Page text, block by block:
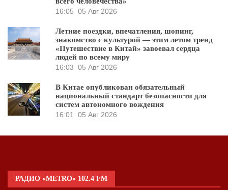
16:05 05 Авг 2026
Летние поездки, впечатления, шопинг,
знакомство с культурой — этим летом тренд
«Путешествие в Китай» завоевал сердца
людей по всему миру
16:03 05 Авг 2026
В Китае опубликован обязательный
национальный стандарт безопасности для
систем автономного вождения
16:01
05 Авг 2026
РАДИО «METRO» 102.4 FM